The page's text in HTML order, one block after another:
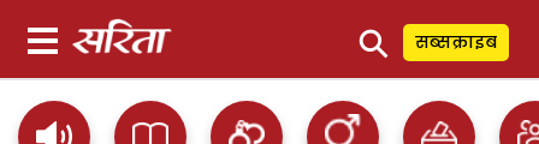
⚲ सब्सक्राइब